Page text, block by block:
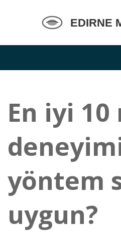
En iyi 10
yöntem
uygun?